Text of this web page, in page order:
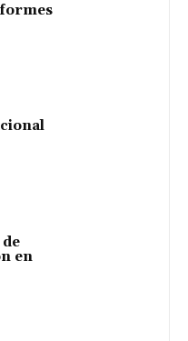
en